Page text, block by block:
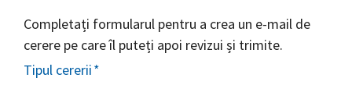
Completați formularul pentru a crea un e-mail de
cerere pe care îl puteți apoi revizui și trimite.
Tipul cererii*